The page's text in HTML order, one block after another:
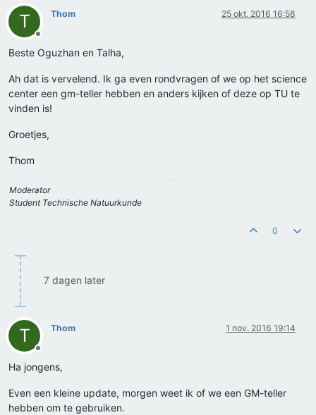
T
Offline
Thom 25 okt. 2016 16:58
Beste Oguzhan en Talha,
Ah dat is vervelend. Ik ga even rondvragen of we op het science
center een gm-teller hebben en anders kijken of deze op TU te
vinden is!
Groetjes,
Thom
Moderator
Student Technische Natuurkunde
0
7 dagen later
T
Offline
Thom 1 nov. 2016 19:14
Ha jongens,
Even een kleine update, morgen weet ik of we een GM-teller
hebben om te gebruiken.